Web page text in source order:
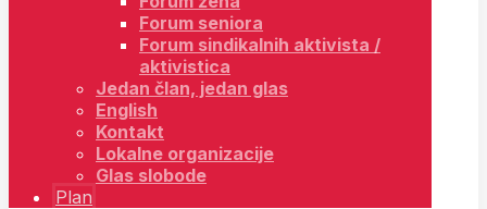
Forum seniora
Forum sindikalnih aktivista /
aktivistica
Jedan član, jedan glas
English
Kontakt
Lokalne organizacije
Glas slobode
Plan